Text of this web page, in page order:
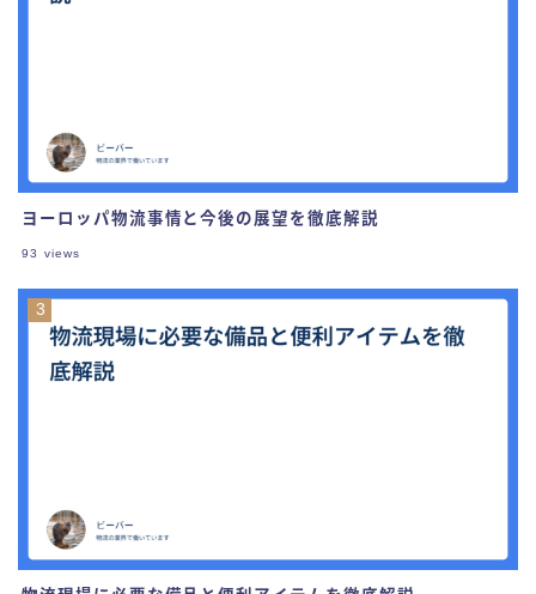
ヨーロッパ物流事情と今後の展望を徹底解説
93 views